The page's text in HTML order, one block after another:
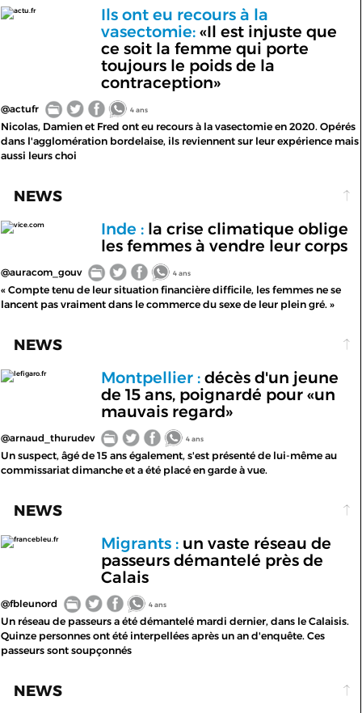
actu.fr
Ils ont eu recours à la
vasectomie:«Il est injuste que
ce soit la femme qui porte
toujours le poids de la
contraception»
@actufr 4 ans
Nicolas, Damien et Fred ont eu recours à la vasectomie en 2020. Opérés
dans l'agglomération bordelaise, ils reviennent sur leur expérience mais
aussi leurs choi
NEWS
vice.com Inde :la crise climatique oblige
les femmes à vendre leur corps
@auracom_gouv 4 ans
« Compte tenu de leur situation financière difficile, les femmes ne se
lancent pas vraiment dans le commerce du sexe de leur plein gré. »
NEWS
lefigaro.fr Montpellier :décès d'un jeune
de 15 ans, poignardé pour «un
mauvais regard»
@arnaud_thurudev 4 ans
Un suspect, âgé de 15 ans également, s'est présenté de lui-même au
commissariat dimanche et a été placé en garde à vue.
NEWS
francebleu.fr Migrants :un vaste réseau de
passeurs démantelé près de
Calais
@fbleunord 4 ans
Un réseau de passeurs a été démantelé mardi dernier, dans le Calaisis.
Quinze personnes ont été interpellées après un an d'enquête. Ces
passeurs sont soupçonnés
NEWS